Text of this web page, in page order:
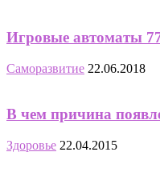
Игровые автоматы
Саморазвитие 22.06.2018
В чем причина
Здоровье 22.04.2015